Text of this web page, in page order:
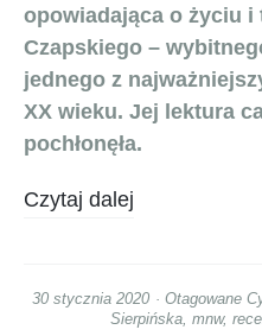
opowiadająca o życiu
Czapskiego –
jednego z
XX wieku. Jej lektura
pochłonęła.
Czytaj dalej
30 stycznia 2020 Otagowane
Sierpińska, mnw,